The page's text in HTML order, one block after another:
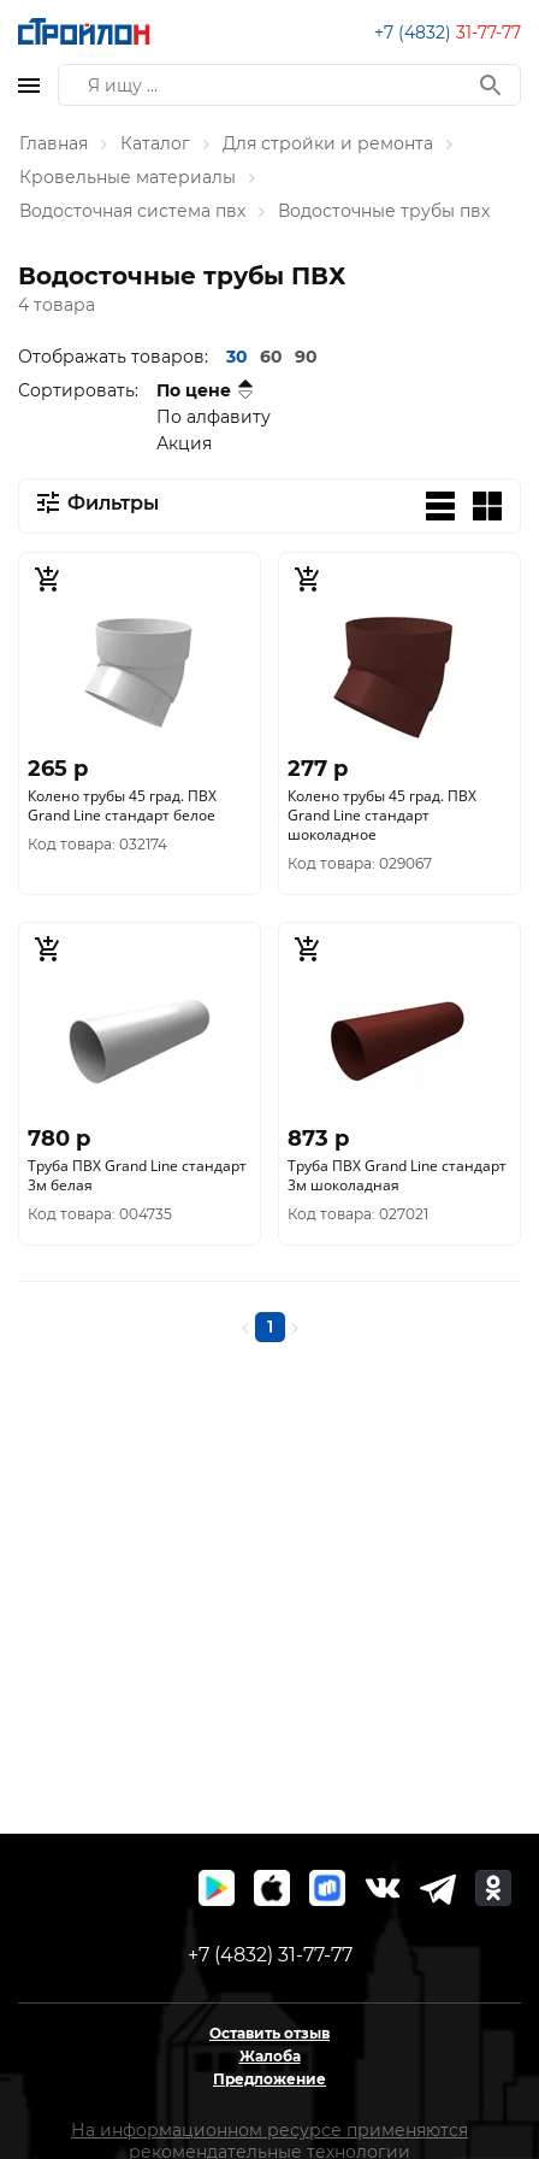
+7 (4832) 31-77-77
Главная Каталог
Для стройки и ремонта
Кровельные материалы
Водосточная система пвх
Водосточные трубы пвх
Водосточные трубы ПВХ
4 товара
Отображать товаров: 30 60
90
Сортировать:
По цене
По алфавиту
Акция
Фильтры
265 p
Колено трубы 45 град. ПВХ
Grand Line стандарт белое
Код товара: 032174
277 p
Колено трубы 45 град. ПВХ
Grand Line стандарт
шоколадное
Код товара: 029067
780 p
Труба ПВХ Grand Line стандарт
3м белая
Код товара: 004735
873 p
Труба ПВХ Grand Line стандарт
3м шоколадная
Код товара: 027021
1
+7 (4832) 31-77-77
Оставить отзыв
Жалоба
Предложение
На информационном ресурсе применяются
рекомендательные технологии